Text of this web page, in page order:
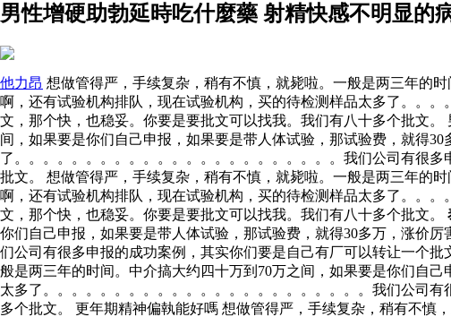
男性增硬助勃延時吃什麼藥 射精快感不明显的
他力昂 想做管得严，手续复杂，稍有不慎，就毙啦。一般是两三年的
啊，还有试验机构排队，现在试验机构，买的待检测样品太多了。。
文，那个快，也稳妥。你要是要批文可以找我。我们有八十多个批文
间，如果要是你们自己申报，如果要是带人体试验，那试验费，就得
了。。。。。。。。。。。。。。。。。。。。。。。我们公司有很
批文。 想做管得严，手续复杂，稍有不慎，就毙啦。一般是两三年的
啊，还有试验机构排队，现在试验机构，买的待检测样品太多了。。
文，那个快，也稳妥。你要是要批文可以找我。我们有八十多个批文。
你们自己申报，如果要是带人体试验，那试验费，就得30多万，涨价
们公司有很多申报的成功案例，其实你们要是自己有厂可以转让一个
般是两三年的时间。中介搞大约四十万到70万之间，如果要是你们自
太多了。。。。。。。。。。。。。。。。。。。。。。。我们公司
多个批文。 更年期精神偏執能好嗎 想做管得严，手续复杂，稍有不慎